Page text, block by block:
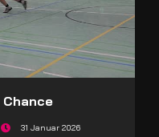
Chance
31 Januar 2026